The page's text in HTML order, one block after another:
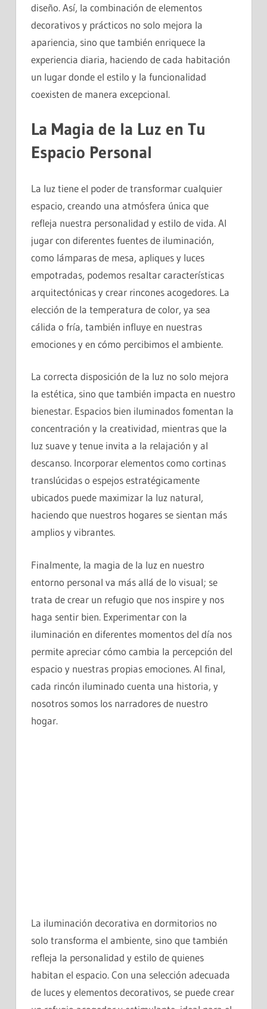
diseño. Así, la combinación de elementos
decorativos y prácticos no solo mejora la
apariencia, sino que también enriquece la
experiencia diaria, haciendo de cada habitación
un lugar donde el estilo y la funcionalidad
coexisten de manera excepcional.
La Magia de la Luz en Tu
Espacio Personal
La luz tiene el poder de transformar cualquier
espacio, creando una atmósfera única que
refleja nuestra personalidad y estilo de vida. Al
jugar con diferentes fuentes de iluminación,
como lámparas de mesa, apliques y luces
empotradas, podemos resaltar características
arquitectónicas y crear rincones acogedores. La
elección de la temperatura de color, ya sea
cálida o fría, también influye en nuestras
emociones y en cómo percibimos el ambiente.
La correcta disposición de la luz no solo mejora
la estética, sino que también impacta en nuestro
bienestar. Espacios bien iluminados fomentan la
concentración y la creatividad, mientras que la
luz suave y tenue invita a la relajación y al
descanso. Incorporar elementos como cortinas
translúcidas o espejos estratégicamente
ubicados puede maximizar la luz natural,
haciendo que nuestros hogares se sientan más
amplios y vibrantes.
Finalmente, la magia de la luz en nuestro
entorno personal va más allá de lo visual; se
trata de crear un refugio que nos inspire y nos
haga sentir bien. Experimentar con la
iluminación en diferentes momentos del día nos
permite apreciar cómo cambia la percepción del
espacio y nuestras propias emociones. Al final,
cada rincón iluminado cuenta una historia, y
nosotros somos los narradores de nuestro
hogar.
La iluminación decorativa en dormitorios no
solo transforma el ambiente, sino que también
refleja la personalidad y estilo de quienes
habitan el espacio. Con una selección adecuada
de luces y elementos decorativos, se puede crear